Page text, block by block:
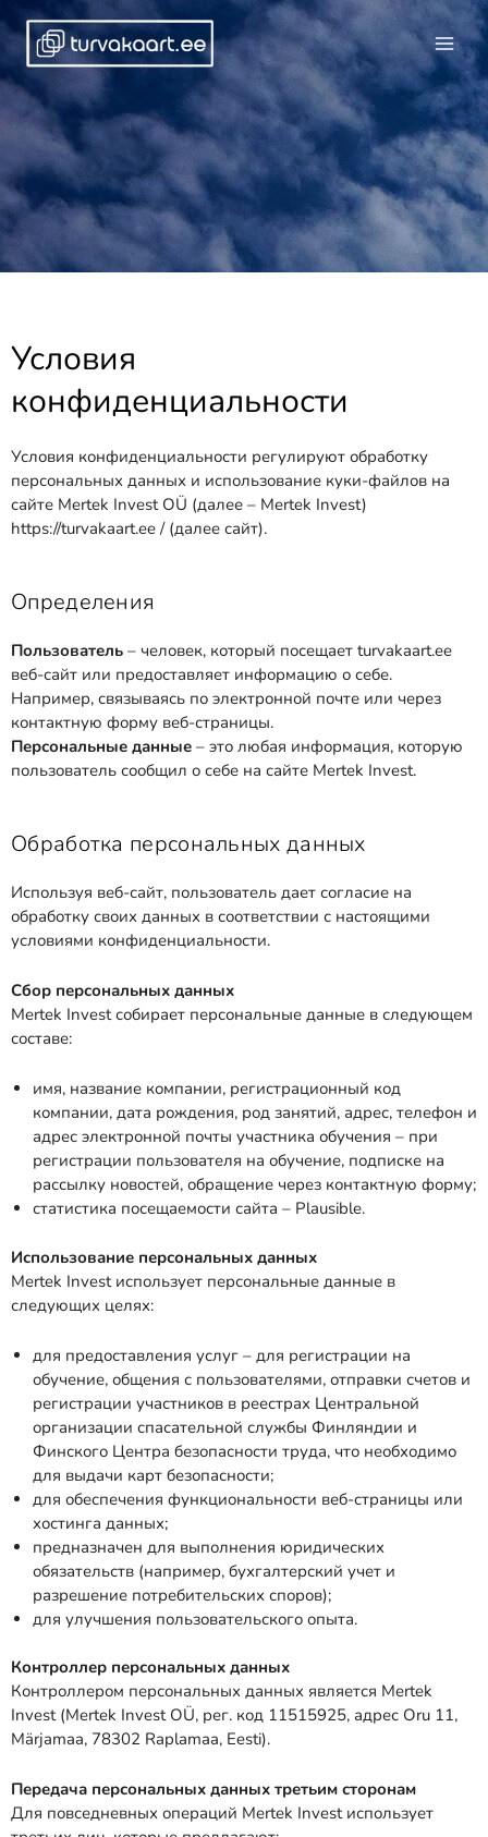
Перейти
содержимому
Условия
конфиденциальности
Условия конфиденциальности регулируют обработку
персональных данных и использование куки-файлов на
сайте Mertek Invest OÜ (далее – Mertek Invest)
https://turvakaart.ee / (далее сайт).
Определения
Пользователь – человек, который посещает turvakaart.ee
веб-сайт или предоставляет информацию о себе.
Например, связываясь по электронной почте или через
контактную форму веб-страницы.
Персональные данные – это любая информация, которую
пользователь сообщил о себе на сайте Mertek Invest.
Обработка персональных данных
Используя веб-сайт, пользователь дает согласие на
обработку своих данных в соответствии с настоящими
условиями конфиденциальности.
Сбор персональных данных
Mertek Invest собирает персональные данные в следующем
составе:
имя, название компании, регистрационный код
компании, дата рождения, род занятий, адрес, телефон и
адрес электронной почты участника обучения – при
регистрации пользователя на обучение, подписке на
рассылку новостей, обращение через контактную форму;
статистика посещаемости сайта – Plausible.
Использование персональных данных
Mertek Invest использует персональные данные в
следующих целях:
для предоставления услуг – для регистрации на
обучение, общения с пользователями, отправки счетов и
регистрации участников в реестрах Центральной
организации спасательной службы Финляндии и
Финского Центра безопасности труда, что необходимо
для выдачи карт безопасности;
для обеспечения функциональности веб-страницы или
хостинга данных;
предназначен для выполнения юридических
обязательств (например, бухгалтерский учет и
разрешение потребительских споров);
для улучшения пользовательского опыта.
Контроллер персональных данных
Контроллером персональных данных является Mertek
Invest (Mertek Invest OÜ, рег. код 11515925, адрес Oru 11,
Märjamaa, 78302 Raplamaa, Eesti).
Передача персональных данных третьим сторонам
Для повседневных операций Mertek Invest использует